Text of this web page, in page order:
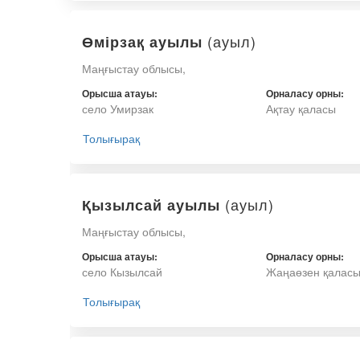
Өмірзақ ауылы (ауыл)
Маңғыстау облысы,
Орысша атауы:
село Умирзак
Орналасу орны:
Ақтау қаласы
Толығырақ
Қызылсай ауылы (ауыл)
Маңғыстау облысы,
Орысша атауы:
село Кызылсай
Орналасу орны:
Жаңаөзен қаласы
Толығырақ